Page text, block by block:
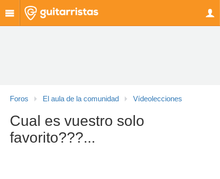
Foros El aula de la comunidad Vídeolecciones
Cual es vuestro solo
favorito???...